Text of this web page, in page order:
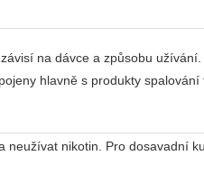
na dávce a způsobu
hlavně s produkty spalování
neužívat nikotin. Pro dosavadní